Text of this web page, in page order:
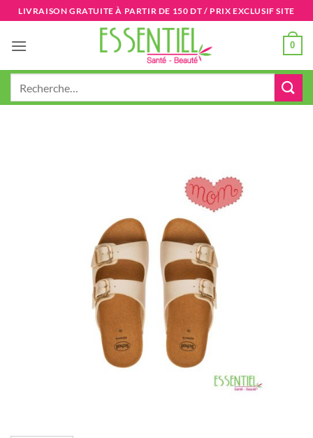
Passer
au
contenu
LIVRAISON GRATUITE À PARTIR DE 150 DT / PRIX EXCLUSIF SITE
0